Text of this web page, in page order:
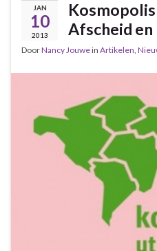
JAN
10
2013
Afscheid en
DoorNancy Jouwein Artikelen,